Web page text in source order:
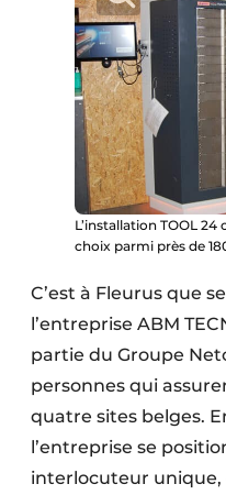
L’installation TOOL
choix parmi près de
C’est à Fleurus que
l’entreprise ABM
partie du Groupe
personnes qui
quatre sites belges.
l’entreprise se
interlocuteur